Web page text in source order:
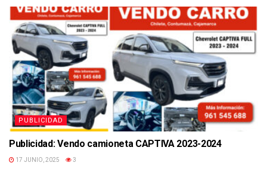
PUBLICIDAD
Publicidad: Vendo camioneta CAPTIVA 2023-2024
17 JUNIO, 2025 3